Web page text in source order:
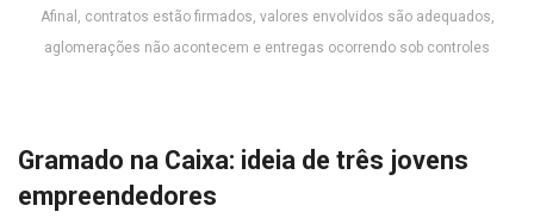
Afinal, contratos estão firmados, valores envolvidos são adequados,
aglomerações não acontecem e entregas ocorrendo sob controles
Gramado na Caixa: ideia de três jovens
empreendedores